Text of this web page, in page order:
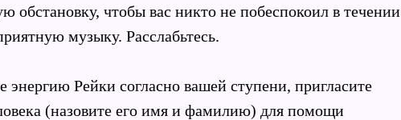
обстановку, чтобы вас никто не побеспокоил в течении
музыку. Расслабьтесь.
энергию Рейки согласно вашей ступени, пригласите
(назовите его имя и фамилию) для помощи